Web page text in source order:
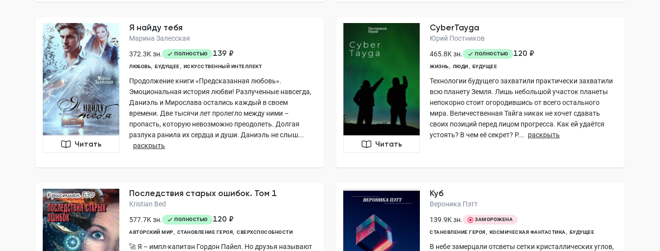
Читать
Я найду тебя
Марина Залесская
372.3K зн.
ПОЛНОСТЬЮ 139 ₽
ЛЮБОВЬ БУДУЩЕЕ ИСКУССТВЕННЫЙ ИНТЕЛЛЕКТ
Продолжение книги «Предсказанная любовь».
Эмоциональная история любви! Разлученные навсегда,
Даниэль и Мирослава остались каждый в своем
времени. Две тысячи лет пролегло между ними –
пропасть, которую невозможно преодолеть. Долгая
разлука ранила их сердца и души. Даниэль не слыш...
раскрыть
Читать
CyberTayga
Юрий Постников
465.8K зн.
ПОЛНОСТЬЮ 120 ₽
ЖИЗНЬ ЛЮДИ БУДУЩЕЕ
Технологии будущего захватили практически захватили
всю планету Земля. Лишь небольшой участок планеты
непокорно стоит огородившись от всего остального
мира. Величественная Тайга никак не хочет сдавать
своих позиций перед лицом прогресса. Как ей удаётся
устоять? В чем её секрет? Р...
раскрыть
Последствия старых ошибок. Том 1
Kristian Bed
577.7K зн.
ПОЛНОСТЬЮ 120 ₽
АВТОРСКИЙ МИР СТАНОВЛЕНИЕ ГЕРОЯ СВЕРХСПОСОБНОСТИ
🚀 Я – импл-капитан Гордон Пайел. Но друзья называют
Куб
Вероника Пэтт
139.9K зн.
ЗАМОРОЖЕНА
СТАНОВЛЕНИЕ ГЕРОЯ КОСМИЧЕСКАЯ ФАНТАСТИКА БУДУЩЕЕ
В небе замерцали отсветы сетки кристаллических углов,